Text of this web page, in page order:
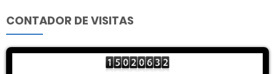
CONTADOR DE VISITAS